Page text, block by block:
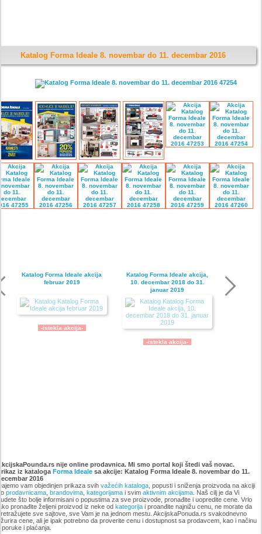
Katalog Forma Ideale 8. novembar do 11. decembar 2016
Katalog Forma Ideale akcija
februar 2019
-istekla akcija-
Katalog Forma Ideale akcija,
10. decembar 2018 do 31.
januar 2019
-istekla akcija-
namestaja, akcija 6. novembar
do 9. decembar 2018
-istekla akcija-
oktobar 2018
-istekla akcija-
nije online prodavnica. Mi smo portal koji štedi vaš novac.
iz kataloga Forma Idealesa akcije: Katalog Forma Ideale 8. novembar do 11.
2016
vam objedinjen prikaza svih važećih kataloga, popusti i sniženja proizvoda na akciji
prodavnicama, brandovima, kategorijamai svim aktivnim akcijama. Naš cilj je da Vi
što bolje informisani o popustima za sve proizvode, pronađite i uopredite cene. Vrlo
pronađite željeni proizvod iz neke od kategorijai proanđite najnižu cenu, ne morate da
sve sajtove, sve Vam je na jednom mestu. AkcijskaPonuda.rs svakodnevno
cene, ali je ipak potrebno da proverite cenu i dostupnost sa prodavcem, kao i načinu
i plaćanja.